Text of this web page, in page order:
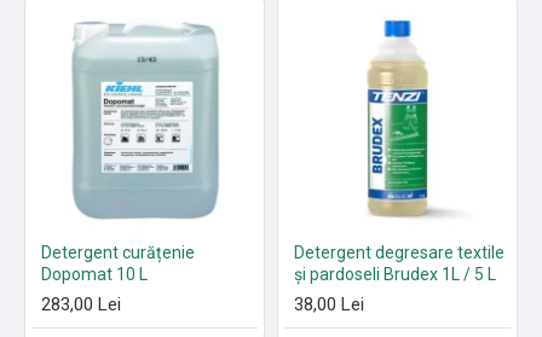
Detergent curățenie
Dopomat 10 L
283,00 Lei
Detergent degresare textile
și pardoseli Brudex 1L / 5 L
38,00 Lei